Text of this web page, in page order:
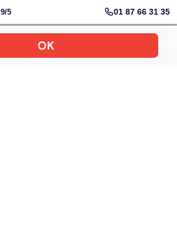
et personnalisée
5 01 87 66 31 35